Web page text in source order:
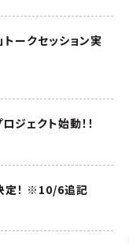
ークセッション実
ジェクト始動！！
定！ ※10/6追記